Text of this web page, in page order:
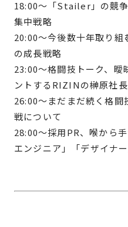
18:00〜「Stailer」の競
集中戦略
20:00〜今後数十年取り
の成長戦略
23:00〜格闘技トーク、曖
ントするRIZINの榊原社
26:00〜まだまだ続く格
戦について
28:00〜採用PR、喉から
エンジニア」「デザイナ